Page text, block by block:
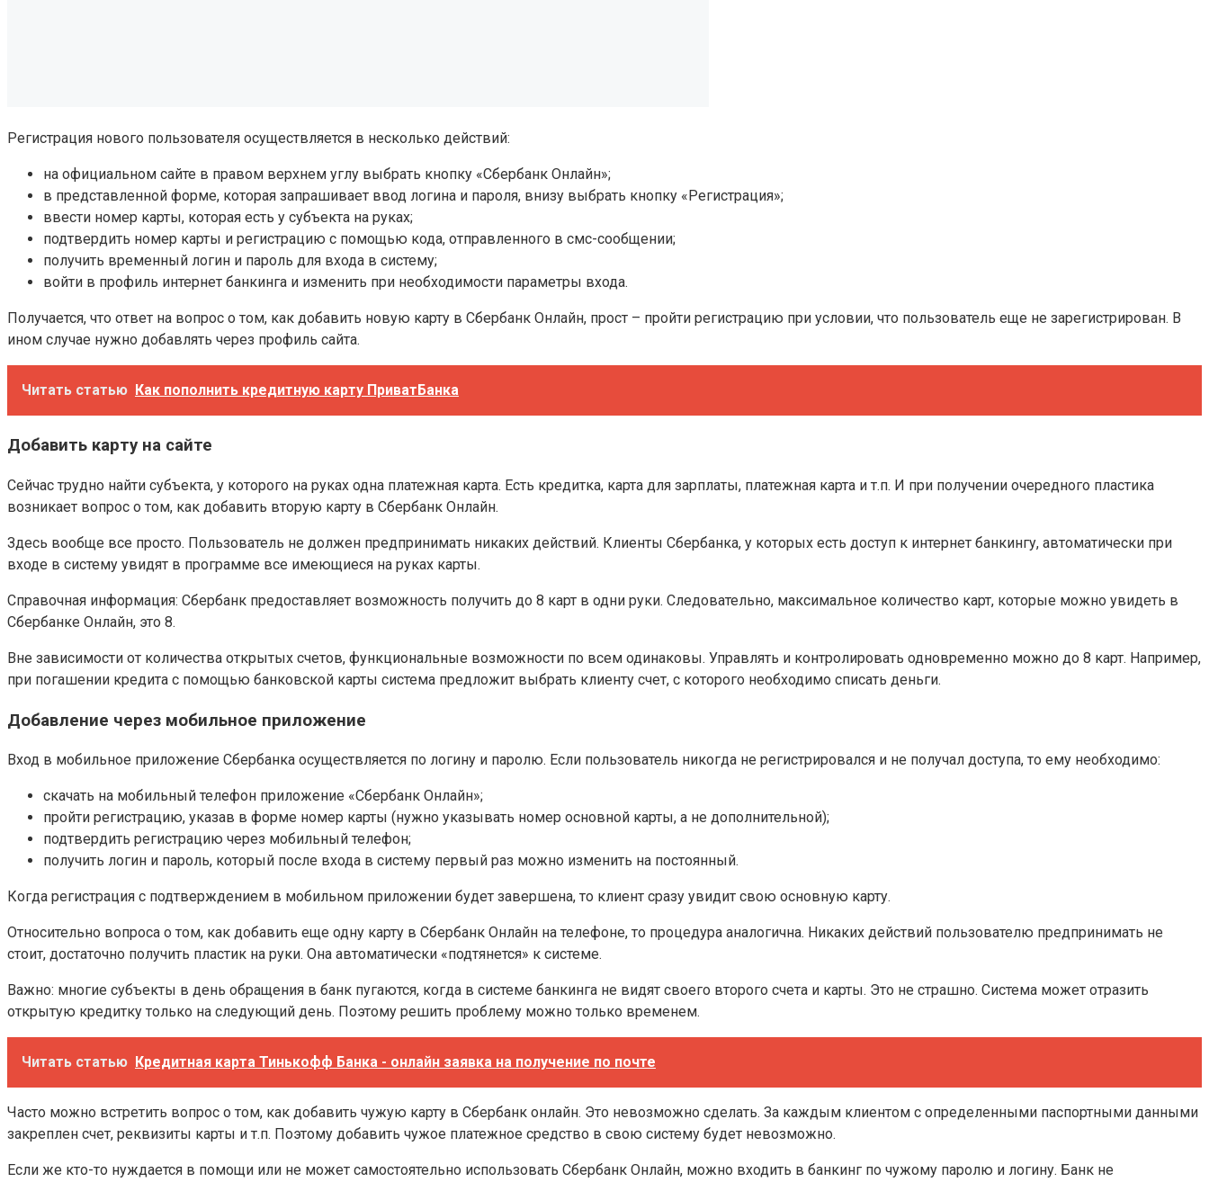
Регистрация нового пользователя осуществляется в несколько действий:
на официальном сайте в правом верхнем углу выбрать кнопку «Сбербанк Онлайн»;
в представленной форме, которая запрашивает ввод логина и пароля, внизу выбрать кнопку «Регистрация»;
ввести номер карты, которая есть у субъекта на руках;
подтвердить номер карты и регистрацию с помощью кода, отправленного в смс-сообщении;
получить временный логин и пароль для входа в систему;
войти в профиль интернет банкинга и изменить при необходимости параметры входа.
Получается, что ответ на вопрос о том, как добавить новую карту в Сбербанк Онлайн, прост – пройти регистрацию при условии, что пользователь еще не зарегистрирован. В
ином случае нужно добавлять через профиль сайта.
Читать статью Как пополнить кредитную карту ПриватБанка
Добавить карту на сайте
Сейчас трудно найти субъекта, у которого на руках одна платежная карта. Есть кредитка, карта для зарплаты, платежная карта и т.п. И при получении очередного пластика
возникает вопрос о том, как добавить вторую карту в Сбербанк Онлайн.
Здесь вообще все просто. Пользователь не должен предпринимать никаких действий. Клиенты Сбербанка, у которых есть доступ к интернет банкингу, автоматически при
входе в систему увидят в программе все имеющиеся на руках карты.
Справочная информация: Сбербанк предоставляет возможность получить до 8 карт в одни руки. Следовательно, максимальное количество карт, которые можно увидеть в
Сбербанке Онлайн, это 8.
Вне зависимости от количества открытых счетов, функциональные возможности по всем одинаковы. Управлять и контролировать одновременно можно до 8 карт. Например,
при погашении кредита с помощью банковской карты система предложит выбрать клиенту счет, с которого необходимо списать деньги.
Добавление через мобильное приложение
Вход в мобильное приложение Сбербанка осуществляется по логину и паролю. Если пользователь никогда не регистрировался и не получал доступа, то ему необходимо:
скачать на мобильный телефон приложение «Сбербанк Онлайн»;
пройти регистрацию, указав в форме номер карты (нужно указывать номер основной карты, а не дополнительной);
подтвердить регистрацию через мобильный телефон;
получить логин и пароль, который после входа в систему первый раз можно изменить на постоянный.
Когда регистрация с подтверждением в мобильном приложении будет завершена, то клиент сразу увидит свою основную карту.
Относительно вопроса о том, как добавить еще одну карту в Сбербанк Онлайн на телефоне, то процедура аналогична. Никаких действий пользователю предпринимать не
стоит, достаточно получить пластик на руки. Она автоматически «подтянется» к системе.
Важно: многие субъекты в день обращения в банк пугаются, когда в системе банкинга не видят своего второго счета и карты. Это не страшно. Система может отразить
открытую кредитку только на следующий день. Поэтому решить проблему можно только временем.
Читать статью Кредитная карта Тинькофф Банка - онлайн заявка на получение по почте
Часто можно встретить вопрос о том, как добавить чужую карту в Сбербанк онлайн. Это невозможно сделать. За каждым клиентом с определенными паспортными данными
закреплен счет, реквизиты карты и т.п. Поэтому добавить чужое платежное средство в свою систему будет невозможно.
Если же кто-то нуждается в помощи или не может самостоятельно использовать Сбербанк Онлайн, можно входить в банкинг по чужому паролю и логину. Банк не